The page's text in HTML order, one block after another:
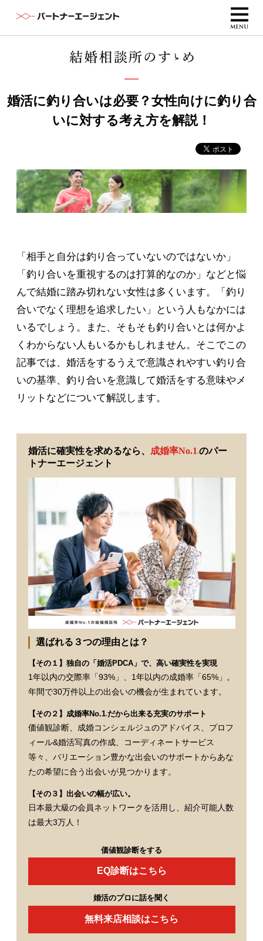
婚活に釣り合いは必要？女性向けに釣り合
いに対する考え方を解説！
「相手と自分は釣り合っていないのではないか」
「釣り合いを重視するのは打算的なのか」などと悩
んで結婚に踏み切れない女性は多くいます。「釣り
合いでなく理想を追求したい」という人もなかには
いるでしょう。また、そもそも釣り合いとは何かよ
くわからない人もいるかもしれません。そこでこの
記事では、婚活をするうえで意識されやすい釣り合
いの基準、釣り合いを意識して婚活をする意味やメ
リットなどについて解説します。
婚活に確実性を求めるなら、 成婚率No.1 ※のパー
トナーエージェント
選ばれる３つの理由とは？
【その１】独自の「婚活PDCA」で、高い確実性を実現
1年以内の交際率「93%」、1年以内の成婚率「65%」。
年間で30万件以上の出会いの機会が生まれています。
【その２】成婚率No.1※だから出来る充実のサポート
価値観診断、成婚コンシェルジュのアドバイス、プロフ
ィール&婚活写真の作成、コーディネートサービス
等々、バリエーション豊かな出会いのサポートからあな
たの希望に合う出会いが見つかります。
【その３】出会いの幅が広い。
日本最大級の会員ネットワークを活用し、紹介可能人数
は最大3万人！
価値観診断をする
EQ診断はこちら
婚活のプロに話を聞く
無料来店相談はこちら